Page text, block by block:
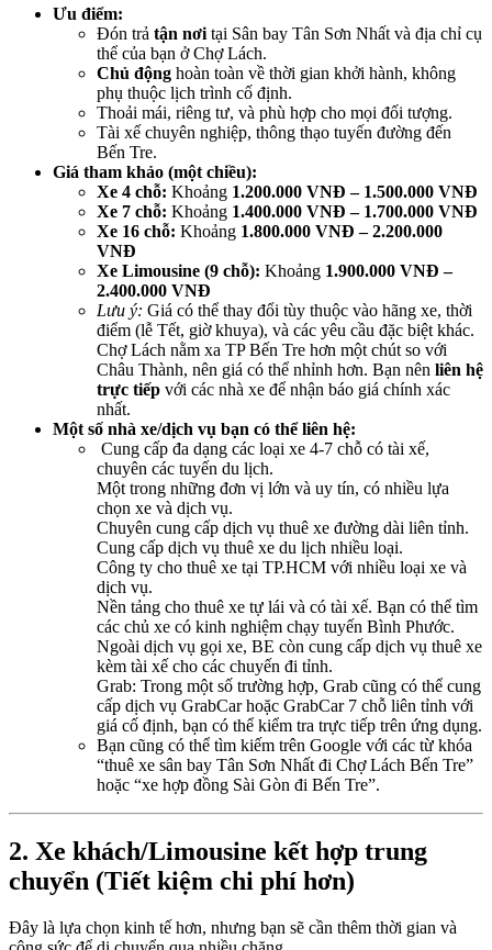
Ưu điểm:
Đón trả tận nơi tại Sân bay Tân Sơn Nhất và địa chỉ cụ
thể của bạn ở Chợ Lách.
Chủ động hoàn toàn về thời gian khởi hành, không
phụ thuộc lịch trình cố định.
Thoải mái, riêng tư, và phù hợp cho mọi đối tượng.
Tài xế chuyên nghiệp, thông thạo tuyến đường đến
Bến Tre.
Giá tham khảo (một chiều):
Xe 4 chỗ: Khoảng 1.200.000 VNĐ – 1.500.000 VNĐ
Xe 7 chỗ: Khoảng 1.400.000 VNĐ – 1.700.000 VNĐ
Xe 16 chỗ: Khoảng 1.800.000 VNĐ – 2.200.000
VNĐ
Xe Limousine (9 chỗ): Khoảng 1.900.000 VNĐ –
2.400.000 VNĐ
Lưu ý: Giá có thể thay đổi tùy thuộc vào hãng xe, thời
điểm (lễ Tết, giờ khuya), và các yêu cầu đặc biệt khác.
Chợ Lách nằm xa TP Bến Tre hơn một chút so với
Châu Thành, nên giá có thể nhỉnh hơn. Bạn nên liên hệ
trực tiếp với các nhà xe để nhận báo giá chính xác
nhất.
Một số nhà xe/dịch vụ bạn có thể liên hệ:
Cung cấp đa dạng các loại xe 4-7 chỗ có tài xế,
chuyên các tuyến du lịch.
Một trong những đơn vị lớn và uy tín, có nhiều lựa
chọn xe và dịch vụ.
Chuyên cung cấp dịch vụ thuê xe đường dài liên tỉnh.
Cung cấp dịch vụ thuê xe du lịch nhiều loại.
Công ty cho thuê xe tại TP.HCM với nhiều loại xe và
dịch vụ.
Nền tảng cho thuê xe tự lái và có tài xế. Bạn có thể tìm
các chủ xe có kinh nghiệm chạy tuyến Bình Phước.
Ngoài dịch vụ gọi xe, BE còn cung cấp dịch vụ thuê xe
kèm tài xế cho các chuyến đi tỉnh.
Grab: Trong một số trường hợp, Grab cũng có thể cung
cấp dịch vụ GrabCar hoặc GrabCar 7 chỗ liên tỉnh với
giá cố định, bạn có thể kiểm tra trực tiếp trên ứng dụng.
Bạn cũng có thể tìm kiếm trên Google với các từ khóa
“thuê xe sân bay Tân Sơn Nhất đi Chợ Lách Bến Tre”
hoặc “xe hợp đồng Sài Gòn đi Bến Tre”.
2. Xe khách/Limousine kết hợp trung
chuyển (Tiết kiệm chi phí hơn)
Đây là lựa chọn kinh tế hơn, nhưng bạn sẽ cần thêm thời gian và